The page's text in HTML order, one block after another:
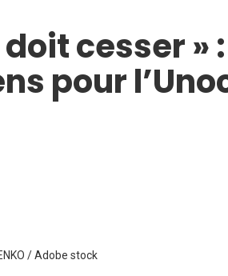
cesser » :
pour
/ Adobe stock